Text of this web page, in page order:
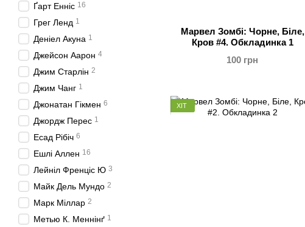
Марвел Зомбі: Чорне, Біле,
Кров #4. Обкладинка 1
100 грн
ХІТ
Ґарт Енніс 16
Грег Ленд 1
Деніел Акуна 1
Джейсон Аарон 4
Джим Старлін 2
Джим Чанг 1
Джонатан Гікмен 6
Джордж Перес 1
Есад Рібіч 6
Ешлі Аллен 16
Лейніл Френціс Ю 3
Майк Дель Мундо 2
Марк Міллар 2
Метью К. Меннінґ 1